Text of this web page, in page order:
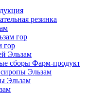
резинка
гор
гор
Эльзам
сборы Фарм-продукт
Эльзам
Эльзам